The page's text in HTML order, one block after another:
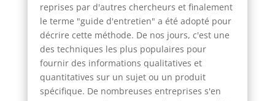
reprises par d'autres chercheurs et finalement
le terme "guide d'entretien" a été adopté pour
décrire cette méthode. De nos jours, c'est une
des techniques les plus populaires pour
fournir des informations qualitatives et
quantitatives sur un sujet ou un produit
spécifique. De nombreuses entreprises s'en